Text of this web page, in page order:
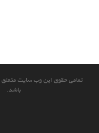
تمامی حقوق این وب سایت
باشد.